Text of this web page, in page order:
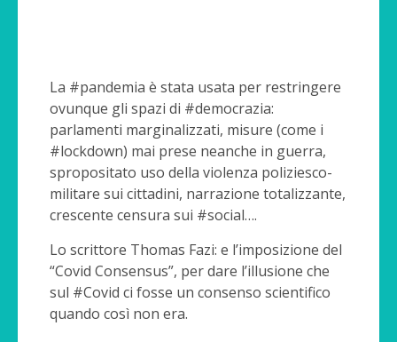
La #pandemia è stata usata per restringere
ovunque gli spazi di #democrazia:
parlamenti marginalizzati, misure (come i
#lockdown) mai prese neanche in guerra,
spropositato uso della violenza poliziesco-
militare sui cittadini, narrazione totalizzante,
crescente censura sui #social….
Lo scrittore Thomas Fazi: e l’imposizione del
“Covid Consensus”, per dare l’illusione che
sul #Covid ci fosse un consenso scientifico
quando così non era.